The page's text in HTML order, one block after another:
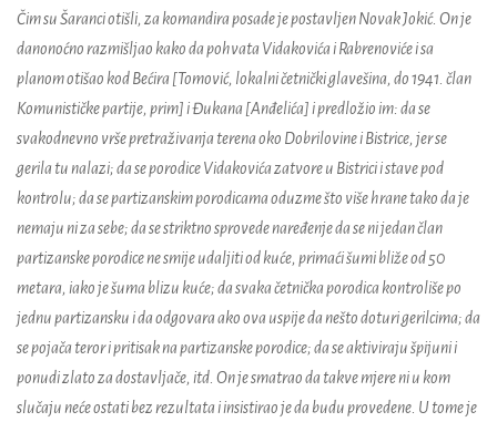
Čim su Šaranci otišli, za komandira posade je postavljen Novak Jokić. On je
danonoćno razmišljao kako da pohvata Vidakovića i Rabrenoviće i sa
planom otišao kod Bećira [Tomović, lokalni četnički glavešina, do 1941. član
Komunističke partije, prim] i Đukana [Anđelića] i predložio im: da se
svakodnevno vrše pretraživanja terena oko Dobrilovine i Bistrice, jer se
gerila tu nalazi; da se porodice Vidakovića zatvore u Bistrici i stave pod
kontrolu; da se partizanskim porodicama oduzme što više hrane tako da je
nemaju ni za sebe; da se striktno sprovede naređenje da se ni jedan član
partizanske porodice ne smije udaljiti od kuće, primaći šumi bliže od 50
metara, iako je šuma blizu kuće; da svaka četnička porodica kontroliše po
jednu partizansku i da odgovara ako ova uspije da nešto doturi gerilcima; da
se pojača teror i pritisak na partizanske porodice; da se aktiviraju špijuni i
ponudi zlato za dostavljače, itd. On je smatrao da takve mjere ni u kom
slučaju neće ostati bez rezultata i insistirao je da budu provedene. U tome je